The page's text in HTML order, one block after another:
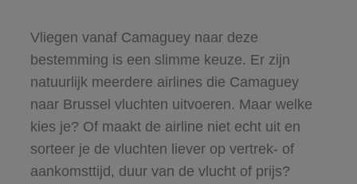
Vliegen vanaf Camaguey naar deze
bestemming is een slimme keuze. Er zijn
natuurlijk meerdere airlines die Camaguey
naar Brussel vluchten uitvoeren. Maar welke
kies je? Of maakt de airline niet echt uit en
sorteer je de vluchten liever op vertrek- of
aankomsttijd, duur van de vlucht of prijs?